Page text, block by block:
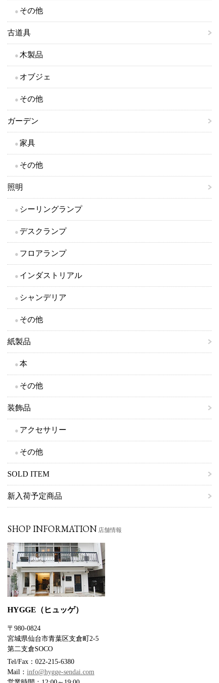
その他
古道具
木製品
オブジェ
その他
ガーデン
家具
その他
照明
シーリングランプ
デスクランプ
フロアランプ
インダストリアル
シャンデリア
その他
紙製品
本
その他
装飾品
アクセサリー
その他
SOLD ITEM
新入荷予定商品
SHOP INFORMATION 店舗情報
HYGGE（ヒュッゲ）
〒980-0824
宮城県仙台市青葉区支倉町2-5
第二支倉SOCO
Tel/Fax：022-215-6380
Mail： info@hygge-sendai.com